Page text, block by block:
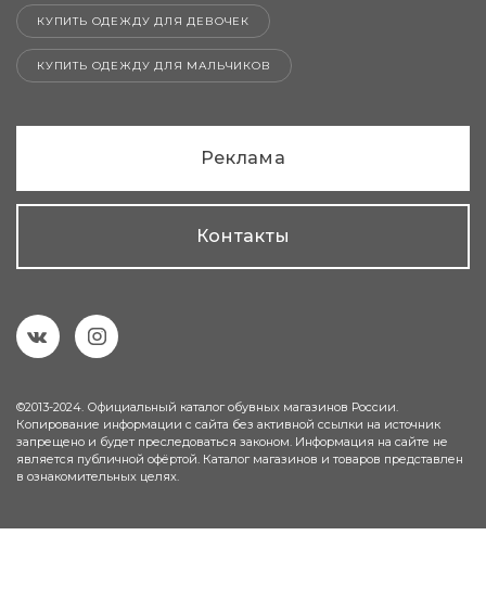
КУПИТЬ ОДЕЖДУ ДЛЯ ДЕВОЧЕК
КУПИТЬ ОДЕЖДУ ДЛЯ МАЛЬЧИКОВ
Реклама
Контакты
©2013-2024. Официальный каталог обувных магазинов России.
Копирование информации с сайта без активной ссылки на источник
запрещено и будет преследоваться законом. Информация на сайте не
является публичной офёртой. Каталог магазинов и товаров представлен
в ознакомительных целях.